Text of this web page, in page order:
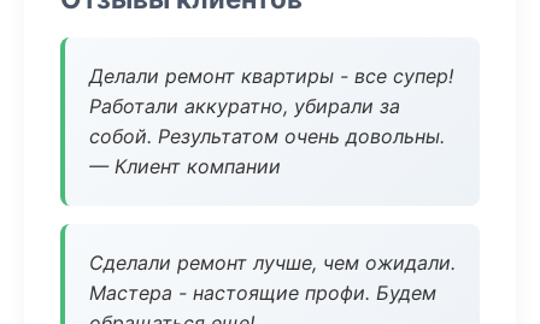
Делали ремонт квартиры - все супер!
Работали аккуратно, убирали за
собой. Результатом очень довольны.
— Клиент компании
Сделали ремонт лучше, чем ожидали.
Мастера - настоящие профи. Будем